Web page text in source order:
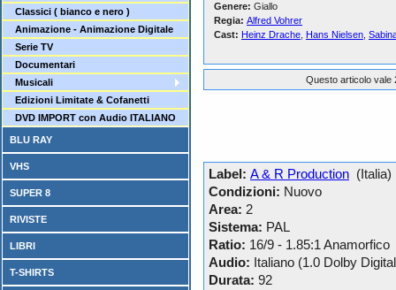
Classici ( bianco e nero )
Animazione - Animazione Digitale
Serie TV
Documentari
Musicali
Edizioni Limitate & Cofanetti
DVD IMPORT con Audio ITALIANO
BLU RAY
VHS
SUPER 8
RIVISTE
LIBRI
T-SHIRTS
Genere: Giallo
Regia: Alfred Vohrer
Cast: Heinz Drache Hans Nielsen
Questo articolo vale
Label: A & R Production (Italia)
Condizioni: Nuovo
Area: 2
Sistema: PAL
Ratio: 16/9 - 1.85:1 Anamorfico
Audio: Italiano (1.0 Dolby
Durata: 92